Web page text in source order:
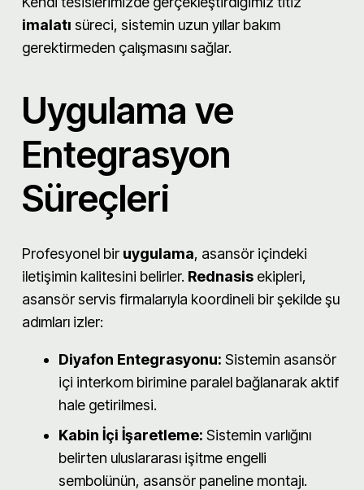
imalatı süreci, sistemin uzun yıllar bakım
gerektirmeden çalışmasını sağlar.
Uygulama ve
Entegrasyon
Süreçleri
Profesyonel bir uygulama, asansör içindeki
iletişimin kalitesini belirler. Rednasis ekipleri,
asansör servis firmalarıyla koordineli bir şekilde şu
adımları izler:
Diyafon Entegrasyonu: Sistemin asansör
içi interkom birimine paralel bağlanarak aktif
hale getirilmesi.
Kabin İçi İşaretleme: Sistemin varlığını
belirten uluslararası işitme engelli
sembolünün, asansör paneline montajı.